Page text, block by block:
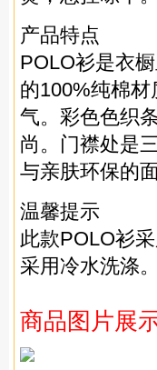
产品特点
POLO衫是衣
的100%纯棉
气。彩色色织
尚。门襟处是
与亲肤环保的
温馨提示
此款POLO衫
采用冷水洗涤
商品图片展